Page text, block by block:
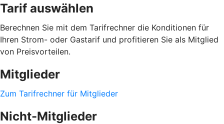
Tarif auswählen
Berechnen Sie mit dem Tarifrechner die Konditionen für
Ihren Strom- oder Gastarif und profitieren Sie als Mitglied
von Preisvorteilen.
Mitglieder
Zum Tarifrechner für Mitglieder
Nicht-Mitglieder